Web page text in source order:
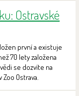
Ostravské
první a existuje
70 lety založena
se dozvíte na
Ostrava.